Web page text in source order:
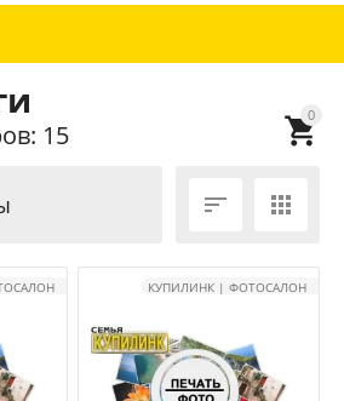
0

15
 
КУПИЛИНК | ФОТОСАЛОН